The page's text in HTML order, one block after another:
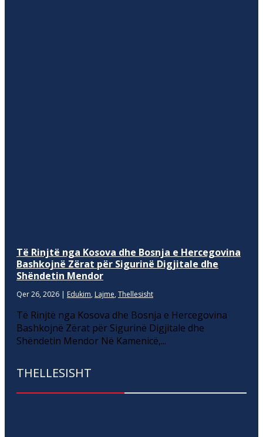
Të Rinjtë nga Kosova dhe Bosnja e Hercegovina
Bashkojnë Zërat për Sigurinë Digjitale dhe
Shëndetin Mendor
Qer 26, 2026 | Edukim, Lajme, Thellesisht
Të Rinjtë nga Kosova dhe Bosnja e Hercegovina
Bashkojnë Zërat për Sigurinë Digjitale dhe
Shëndetin Mendor Në Kamenicë,...
THELLESISHT